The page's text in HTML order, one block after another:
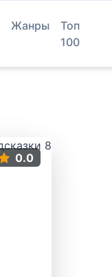
Жанры
Топ
100
0.0